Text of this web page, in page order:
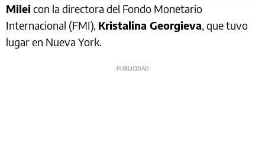
Mileicon la directora del Fondo Monetario
Internacional (FMI), Kristalina Georgieva, que tuvo
lugar en Nueva York.